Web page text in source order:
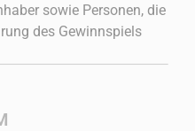
sowie Personen, die
des Gewinnspiels